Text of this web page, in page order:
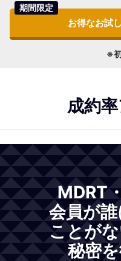
期間限定
お得なお試
※
成約
MDRT
会員が
ことが
秘密